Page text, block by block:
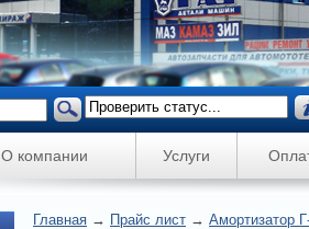
О компании Услуги
Главная → Прайс лист → Амортизатор